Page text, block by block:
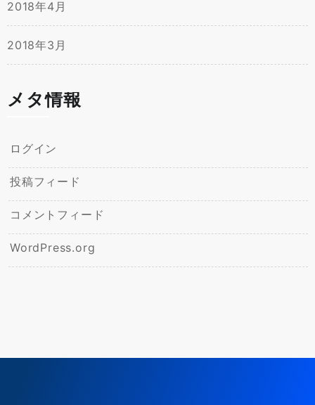
2018年4月
2018年3月
メタ情報
ログイン
投稿フィード
コメントフィード
WordPress.org